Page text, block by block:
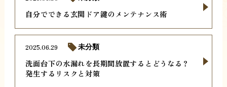
自分でできる玄関ドア鍵のメンテナンス術
洗面台下の水漏れを長期間放置するとどうなる？
発生するリスクと対策
2025.06.29 未分類